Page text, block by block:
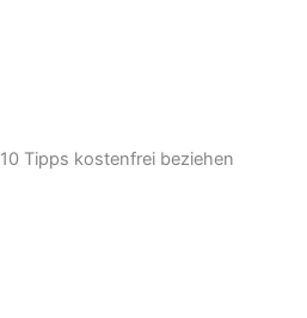
10 Tipps kostenfrei beziehen